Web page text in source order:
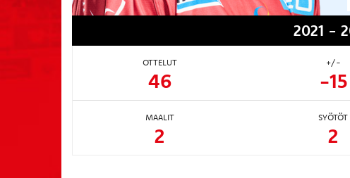
2021 -
OTTELUT
46
+/-
-15
MAALIT
2
SYÖTÖT
2